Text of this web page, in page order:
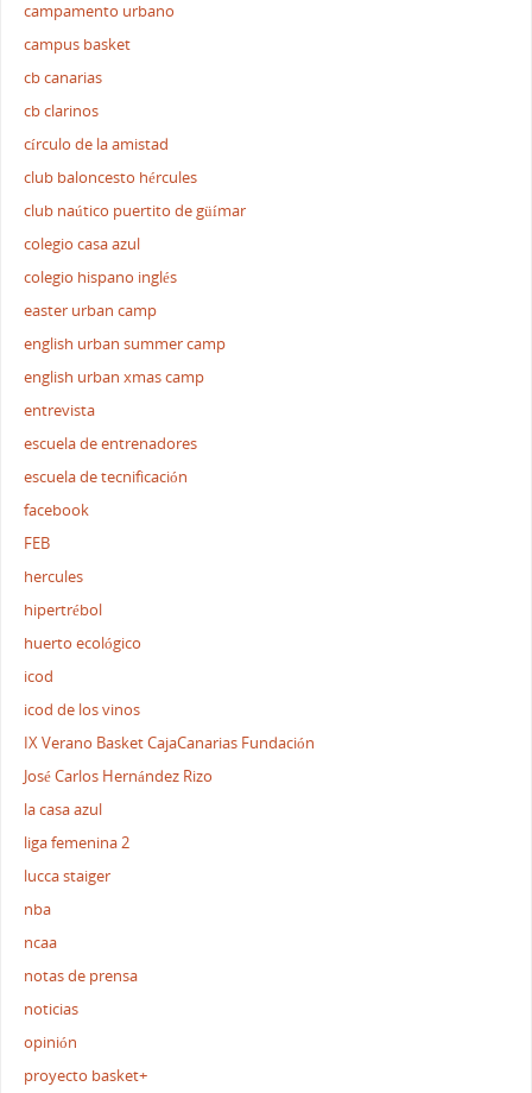
campamento urbano
campus basket
cb canarias
cb clarinos
círculo de la amistad
club baloncesto hércules
club naútico puertito de güímar
colegio casa azul
colegio hispano inglés
easter urban camp
english urban summer camp
english urban xmas camp
entrevista
escuela de entrenadores
escuela de tecnificación
facebook
FEB
hercules
hipertrébol
huerto ecológico
icod
icod de los vinos
IX Verano Basket CajaCanarias Fundación
José Carlos Hernández Rizo
la casa azul
liga femenina 2
lucca staiger
nba
ncaa
notas de prensa
noticias
opinión
proyecto basket+